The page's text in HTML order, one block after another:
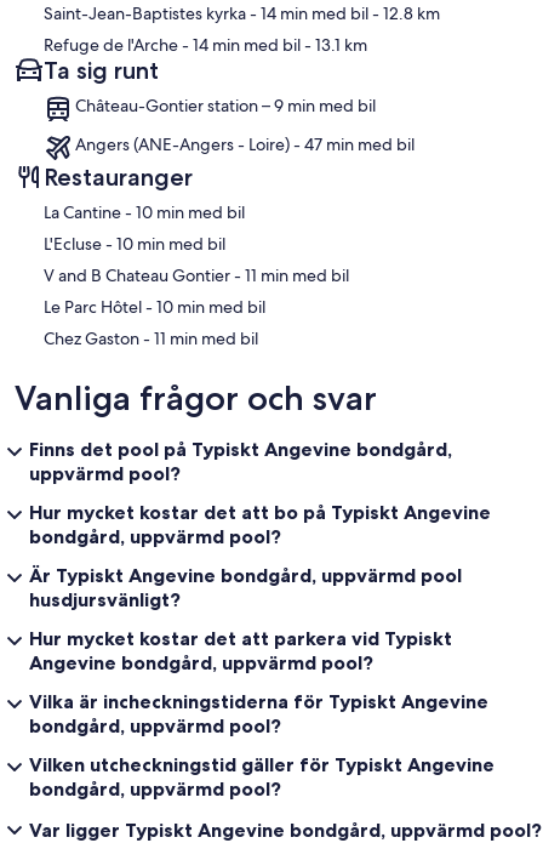
Saint-Jean-Baptistes kyrka- 14 min med bil- 12.8 km
Refuge de l'Arche- 14 min med bil- 13.1 km
Ta sig runt
Château-Gontier station – 9 min med bil
Angers (ANE-Angers - Loire) - 47 min med bil
Restauranger
‪La Cantine - ‬10 min med bil
‪L'Ecluse - ‬10 min med bil
‪V and B Chateau Gontier - ‬11 min med bil
‪Le Parc Hôtel - ‬10 min med bil
‪Chez Gaston - ‬11 min med bil
Vanliga frågor och svar
Finns det pool på Typiskt Angevine bondgård,
uppvärmd pool?
Hur mycket kostar det att bo på Typiskt Angevine
bondgård, uppvärmd pool?
Är Typiskt Angevine bondgård, uppvärmd pool
husdjursvänligt?
Hur mycket kostar det att parkera vid Typiskt
Angevine bondgård, uppvärmd pool?
Vilka är incheckningstiderna för Typiskt Angevine
bondgård, uppvärmd pool?
Vilken utcheckningstid gäller för Typiskt Angevine
bondgård, uppvärmd pool?
Var ligger Typiskt Angevine bondgård, uppvärmd pool?